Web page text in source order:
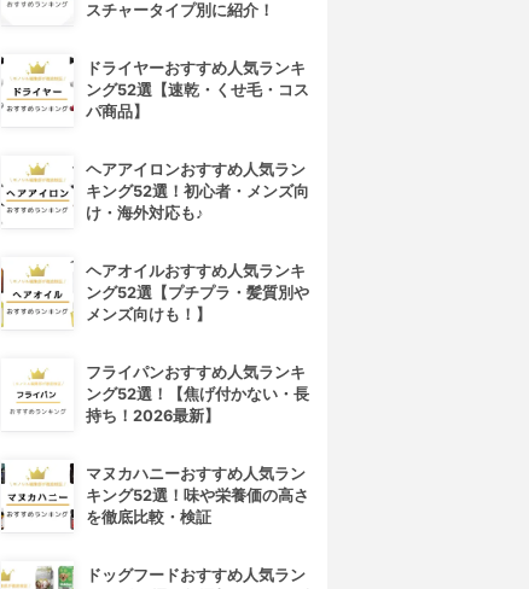
スチャータイプ別に紹介！
ドライヤーおすすめ人気ランキ
ング52選【速乾・くせ毛・コス
パ商品】
ヘアアイロンおすすめ人気ラン
キング52選！初心者・メンズ向
け・海外対応も♪
ヘアオイルおすすめ人気ランキ
ング52選【プチプラ・髪質別や
メンズ向けも！】
フライパンおすすめ人気ランキ
ング52選！【焦げ付かない・長
持ち！2026最新】
マヌカハニーおすすめ人気ラン
キング52選！味や栄養価の高さ
を徹底比較・検証
ドッグフードおすすめ人気ラン